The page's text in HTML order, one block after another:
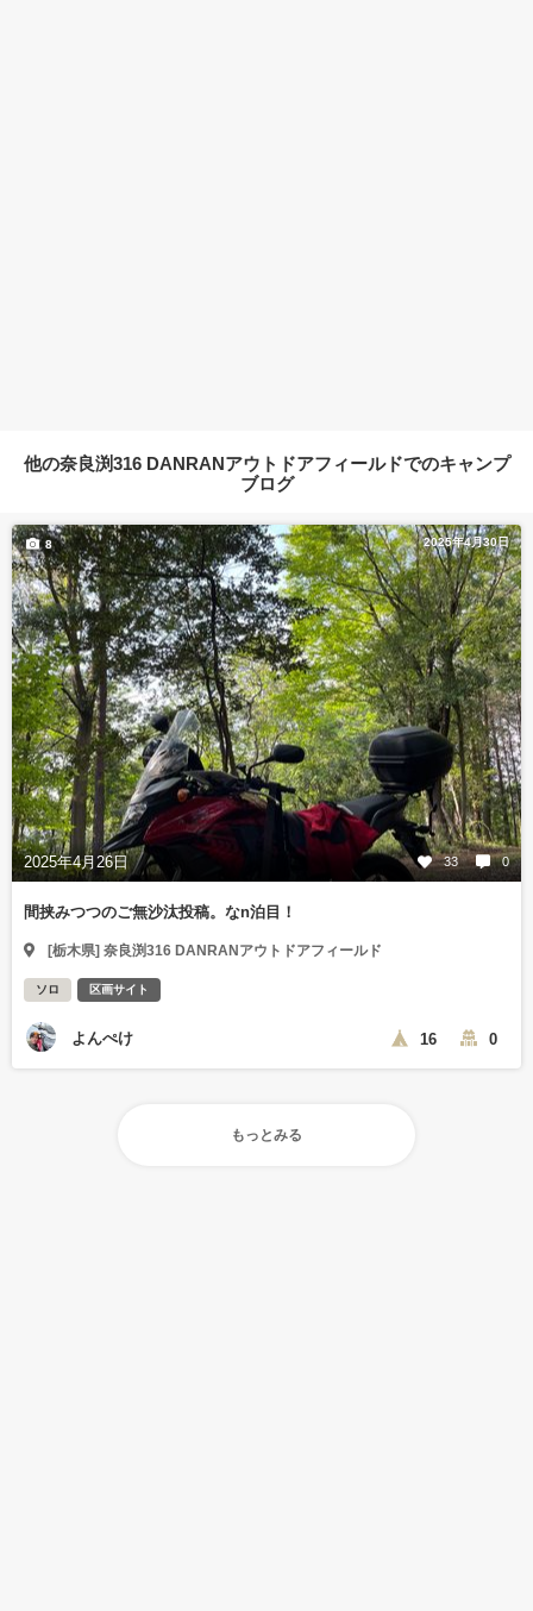
他の奈良渕316 DANRANアウトドアフィールドでのキャンプ
ブログ
2025年4月30日
2025年4月26日 33 0
8
間挟みつつのご無沙汰投稿。なn泊目！
[栃木県] 奈良渕316 DANRANアウトドアフィールド
ソロ 区画サイト
よんぺけ 16 0
もっとみる